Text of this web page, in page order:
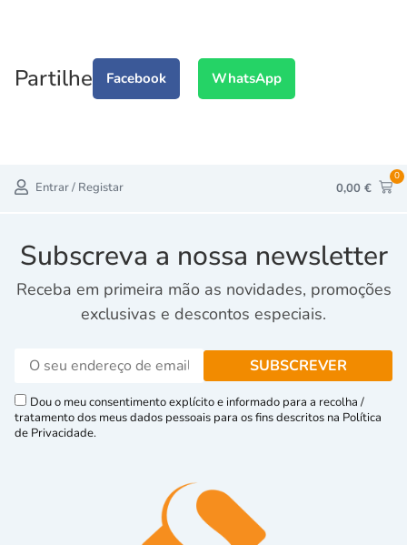
Partilhe Facebook WhatsApp
Entrar / Registar 0,00 €
0
Subscreva a nossa newsletter
Receba em primeira mão as novidades, promoções
exclusivas e descontos especiais.
Dou o meu consentimento explícito e informado para a recolha /
tratamento dos meus dados pessoais para os fins descritos na Política
de Privacidade.